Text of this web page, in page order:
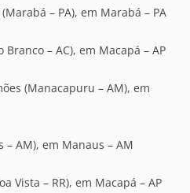
– PA), em Marabá – PA
Branco – AC), em Macapá – AP
(Manacapuru – AM), em
AM), em Manaus – AM
Vista – RR), em Macapá – AP